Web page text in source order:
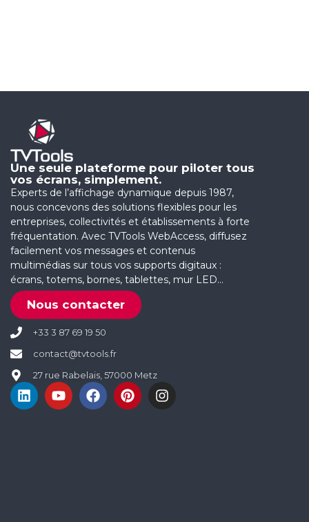
Une seule plateforme pour piloter tous
vos écrans, simplement.
Experts de l’affichage dynamique depuis 1987,
nous concevons des solutions flexibles pour les
entreprises, collectivités et établissements à forte
fréquentation. Avec TVTools WebAccess, diffusez
facilement vos messages et contenus
multimédias sur tous vos supports digitaux :
écrans, totems, bornes, tablettes, mur LED…
Nous contacter
+33 3 87 69 19 50
contact@tvtools.fr
27 rue Rabelais, 57000 Metz